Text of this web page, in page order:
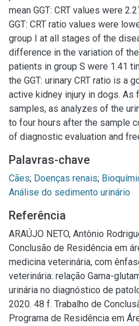
mean GGT: CRT values were
GGT: CRT ratio values were
group I at all stages of the
difference in the variation of
patients in group S were 1.41
the GGT: urinary CRT ratio is a
active kidney injury in dogs. As
samples, as analyzes of the
to four hours after the sample
of diagnostic evaluation and
Palavras-chave
Cães; Doenças renais;
Análise do sedimento urinário
Referência
ARAÚJO NETO, Antônio
Conclusão de Residência em
medicina veterinária, com
veterinária: relação Gama-
urinária no diagnóstico de
2020. 48 f. Trabalho de
Programa de Residência em